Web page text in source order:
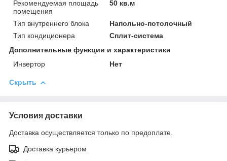
Рекомендуемая площадь
помещения
50 кв.м
Тип внутреннего блока
Напольно-потолочный
Тип кондиционера
Сплит-система
Дополнительные функции и характеристики
Инвертор
Нет
Скрыть
Условия доставки
Доставка осуществляется только по предоплате.
Доставка курьером